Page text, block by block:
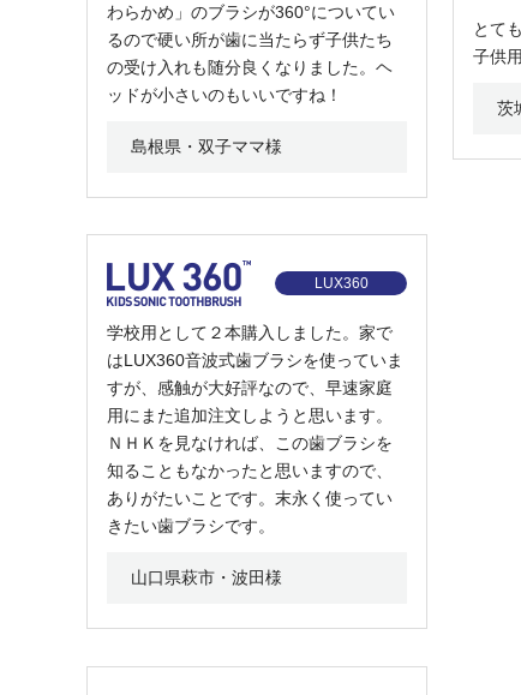
わらかめ」のブラシが360°についてい
るので硬い所が歯に当たらず子供たち
の受け入れも随分良くなりました。ヘ
ッドが小さいのもいいですね！
島根県・双子ママ様
LUX360
学校用として２本購入しました。家で
はLUX360音波式歯ブラシを使っていま
すが、感触が大好評なので、早速家庭
用にまた追加注文しようと思います。
ＮＨＫを見なければ、この歯ブラシを
知ることもなかったと思いますので、
ありがたいことです。末永く使ってい
きたい歯ブラシです。
山口県萩市・波田様
とて
子供
茨